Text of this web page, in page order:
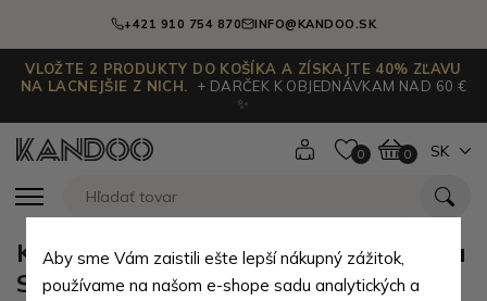
+421 910 754 870 INFO@KANDOO.SK
VLOŽTE 2 PRODUKTY DO KOŠÍKA A ZÍSKAJTE 40% ZĽAVU
NA LACNEJŠIE Z NICH.
+ DARČEK K OBJEDNÁVKAM NAD 60 €
✨
0 0 SK
Kaki textilná peňaženka s potlačou
Skulls
Aby sme Vám zaistili ešte lepší nákupný zážitok,
používame na našom e-shope sadu analytických a